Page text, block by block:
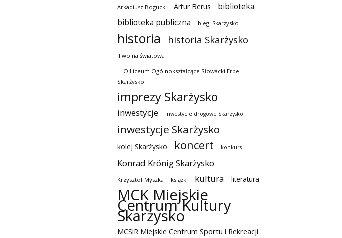
Arkadiusz Bogucki Artur Berus
biblioteka
biblioteka publiczna
biegi Skarżysko
historia historia Skarżysko
II wojna światowa
I LO Liceum Ogólnokształcące Słowacki Erbel
Skarżysko
imprezy Skarżysko
inwestycje inwestycje drogowe Skarżysko
inwestycje Skarżysko
kolej Skarżysko koncert konkurs
Konrad Krönig Skarżysko
Krzysztof Myszka książki kultura literatura
MCK Miejskie
Centrum Kultury
Skarżysko
MCSiR Miejskie Centrum Sportu i Rekreacji